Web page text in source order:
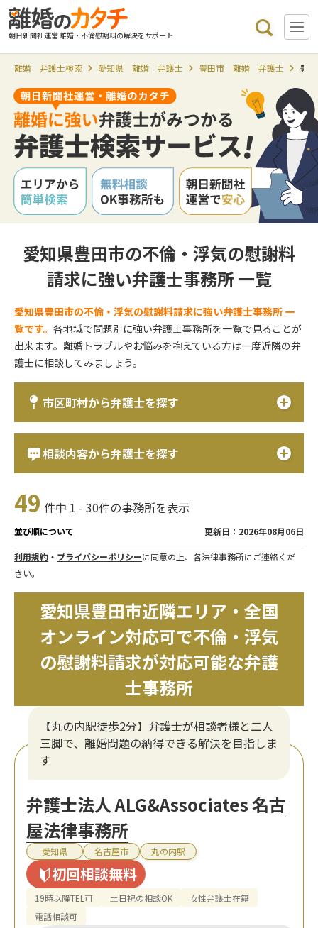
朝日新聞社運営 離婚・不倫慰謝料の解決をサポート
離婚 弁護士検索 愛知県 離婚 弁護士 豊田市 離婚 弁護士 豊
愛知県豊田市の不倫・浮気の慰謝料
請求に強い弁護士事務所 一覧
愛知県豊田市の不倫・浮気の慰謝料請求に強い弁護士事務所 一
覧です。各地域で問題別に強い弁護士事務所を一覧で見ることが
出来ます。離婚トラブルやお悩みを抱えている方は一度近隣の弁
護士に相談してみましょう。
市区町村から弁護士を探す
相談内容から弁護士を探す
49 件中 1 - 30件の事務所を表示
並び順について 更新日：2026年08月06日
利用規約 ・ プライバシーポリシーに同意の上、各法律事務所にご連絡くだ
さい。
愛知県豊田市近隣エリア・全国
オンライン対応可で不倫・浮気
の慰謝料請求が対応可能な弁護
士事務所
【丸の内駅徒歩2分】弁護士が相談者様と二人
三脚で、離婚問題の納得できる解決を目指しま
す
弁護士法人 ALG&Associates 名古
屋法律事務所
愛知県 名古屋市 丸の内駅
初回相談無料
19時以降TEL可 土日祝の相談OK
女性弁護士在籍
電話相談可